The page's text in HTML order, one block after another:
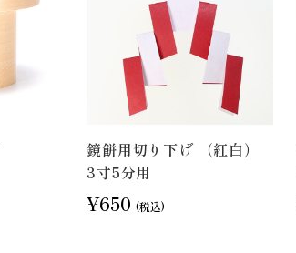
鏡餅用切り下げ （紅白）
3寸5分用
¥650 (税込)